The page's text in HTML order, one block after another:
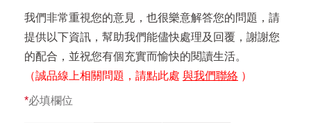
我們非常重視您的意見，也很樂意解答您的問題，請
提供以下資訊，幫助我們能儘快處理及回覆，謝謝您
的配合，並祝您有個充實而愉快的閱讀生活。
（誠品線上相關問題，請點此處 與我們聯絡 ）
*必填欄位